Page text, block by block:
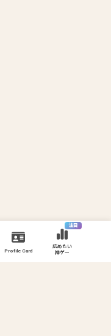
Profile Card
注目
広めたい
神ゲー